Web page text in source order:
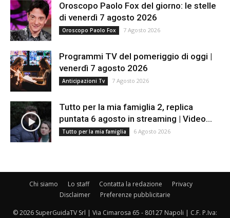
Oroscopo Paolo Fox del giorno: le stelle
di venerdì 7 agosto 2026
Oroscopo Paolo Fox 7 Agosto 2026
Programmi TV del pomeriggio di oggi |
venerdì 7 agosto 2026
Anticipazioni Tv 7 Agosto 2026
Tutto per la mia famiglia 2, replica
puntata 6 agosto in streaming | Video...
Tutto per la mia famiglia 6 Agosto 2026
Chi siamo Lo staff Contatta la redazione
Privacy
Disclaimer
Preferenze pubblicitarie
© 2026 SuperGuidaTV Srl | Via Cimarosa 65 - 80127 Napoli | C.F. P.Iva: